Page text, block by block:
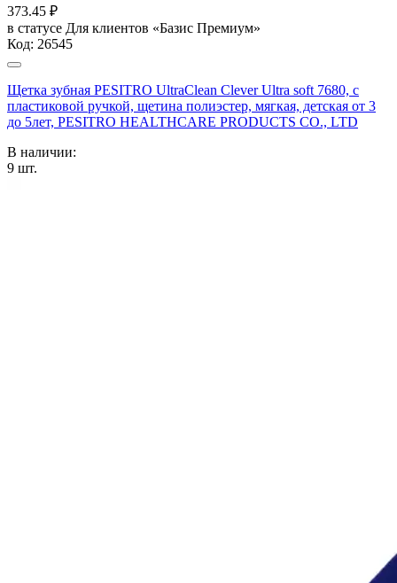
373.45 ₽
в статусе Для клиентов «Базис Премиум»
Код: 26545
Щетка зубная PESITRO UltraClean Clever Ultra soft 7680, с
пластиковой ручкой, щетина полиэстер, мягкая, детская от 3
до 5лет, PESITRO HEALTHCARE PRODUCTS CO., LTD
В наличии:
9 шт.